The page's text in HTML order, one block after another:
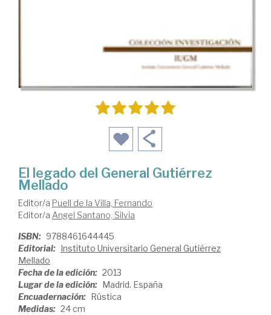
El legado del General Gutiérrez
Mellado
Editor/a Puell de la Villa, Fernando
Editor/a Angel Santano, Silvia
ISBN: 9788461644445
Editorial: Instituto Universitario General Gutiérrez
Mellado
Fecha de la edición: 2013
Lugar de la edición: Madrid. España
Encuadernación: Rústica
Medidas: 24 cm